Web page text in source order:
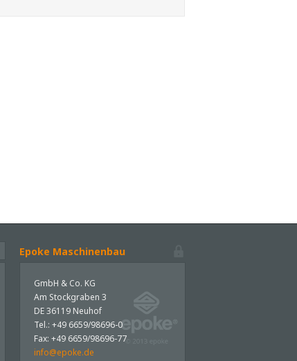
Epoke Maschinenbau
GmbH & Co. KG
Am Stockgraben 3
DE 36119 Neuhof
Tel.: +49 6659/98696-0
Fax: +49 6659/98696-77
info@epoke.de